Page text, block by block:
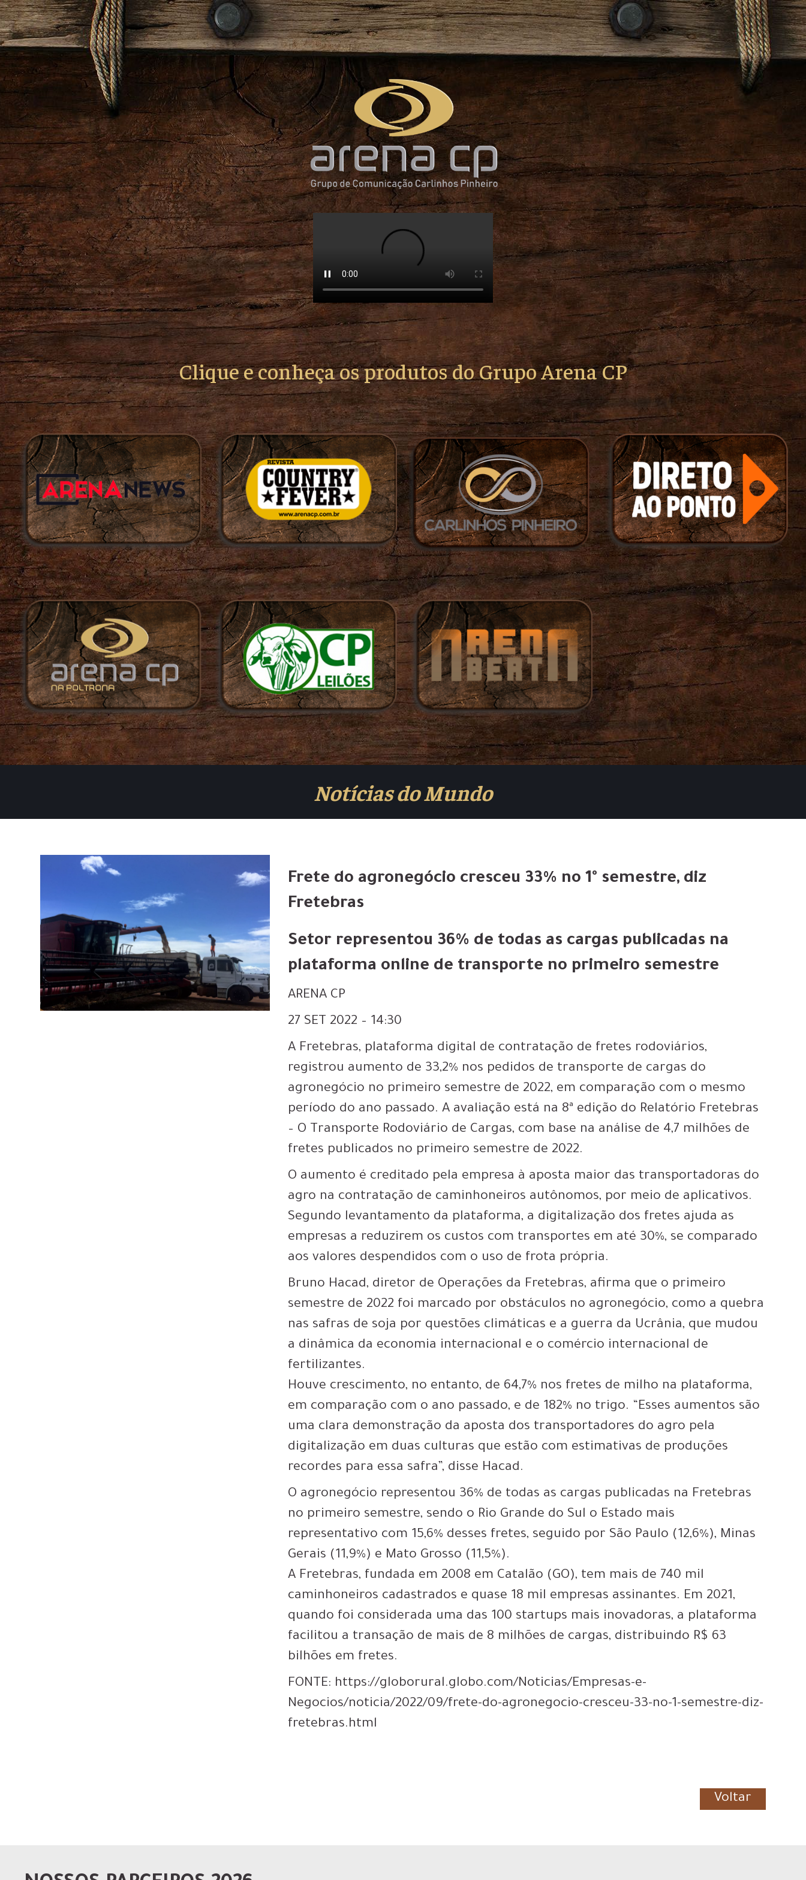
Clique e conheça os produtos do Grupo Arena CP
Notícias do Mundo
Frete do agronegócio cresceu 33% no 1º semestre, diz
Fretebras
Setor representou 36% de todas as cargas publicadas na
plataforma online de transporte no primeiro semestre
ARENA CP
27 SET 2022 – 14:30
A Fretebras, plataforma digital de contratação de fretes rodoviários,
registrou aumento de 33,2% nos pedidos de transporte de cargas do
agronegócio no primeiro semestre de 2022, em comparação com o mesmo
período do ano passado. A avaliação está na 8ª edição do Relatório Fretebras
– O Transporte Rodoviário de Cargas, com base na análise de 4,7 milhões de
fretes publicados no primeiro semestre de 2022.
O aumento é creditado pela empresa à aposta maior das transportadoras do
agro na contratação de caminhoneiros autônomos, por meio de aplicativos.
Segundo levantamento da plataforma, a digitalização dos fretes ajuda as
empresas a reduzirem os custos com transportes em até 30%, se comparado
aos valores despendidos com o uso de frota própria.
Bruno Hacad, diretor de Operações da Fretebras, afirma que o primeiro
semestre de 2022 foi marcado por obstáculos no agronegócio, como a quebra
nas safras de soja por questões climáticas e a guerra da Ucrânia, que mudou
a dinâmica da economia internacional e o comércio internacional de
fertilizantes.
Houve crescimento, no entanto, de 64,7% nos fretes de milho na plataforma,
em comparação com o ano passado, e de 182% no trigo. “Esses aumentos são
uma clara demonstração da aposta dos transportadores do agro pela
digitalização em duas culturas que estão com estimativas de produções
recordes para essa safra”, disse Hacad.
O agronegócio representou 36% de todas as cargas publicadas na Fretebras
no primeiro semestre, sendo o Rio Grande do Sul o Estado mais
representativo com 15,6% desses fretes, seguido por São Paulo (12,6%), Minas
Gerais (11,9%) e Mato Grosso (11,5%).
A Fretebras, fundada em 2008 em Catalão (GO), tem mais de 740 mil
caminhoneiros cadastrados e quase 18 mil empresas assinantes. Em 2021,
quando foi considerada uma das 100 startups mais inovadoras, a plataforma
facilitou a transação de mais de 8 milhões de cargas, distribuindo R$ 63
bilhões em fretes.
FONTE: https://globorural.globo.com/Noticias/Empresas-e-
Negocios/noticia/2022/09/frete-do-agronegocio-cresceu-33-no-1-semestre-diz-
fretebras.html
Voltar